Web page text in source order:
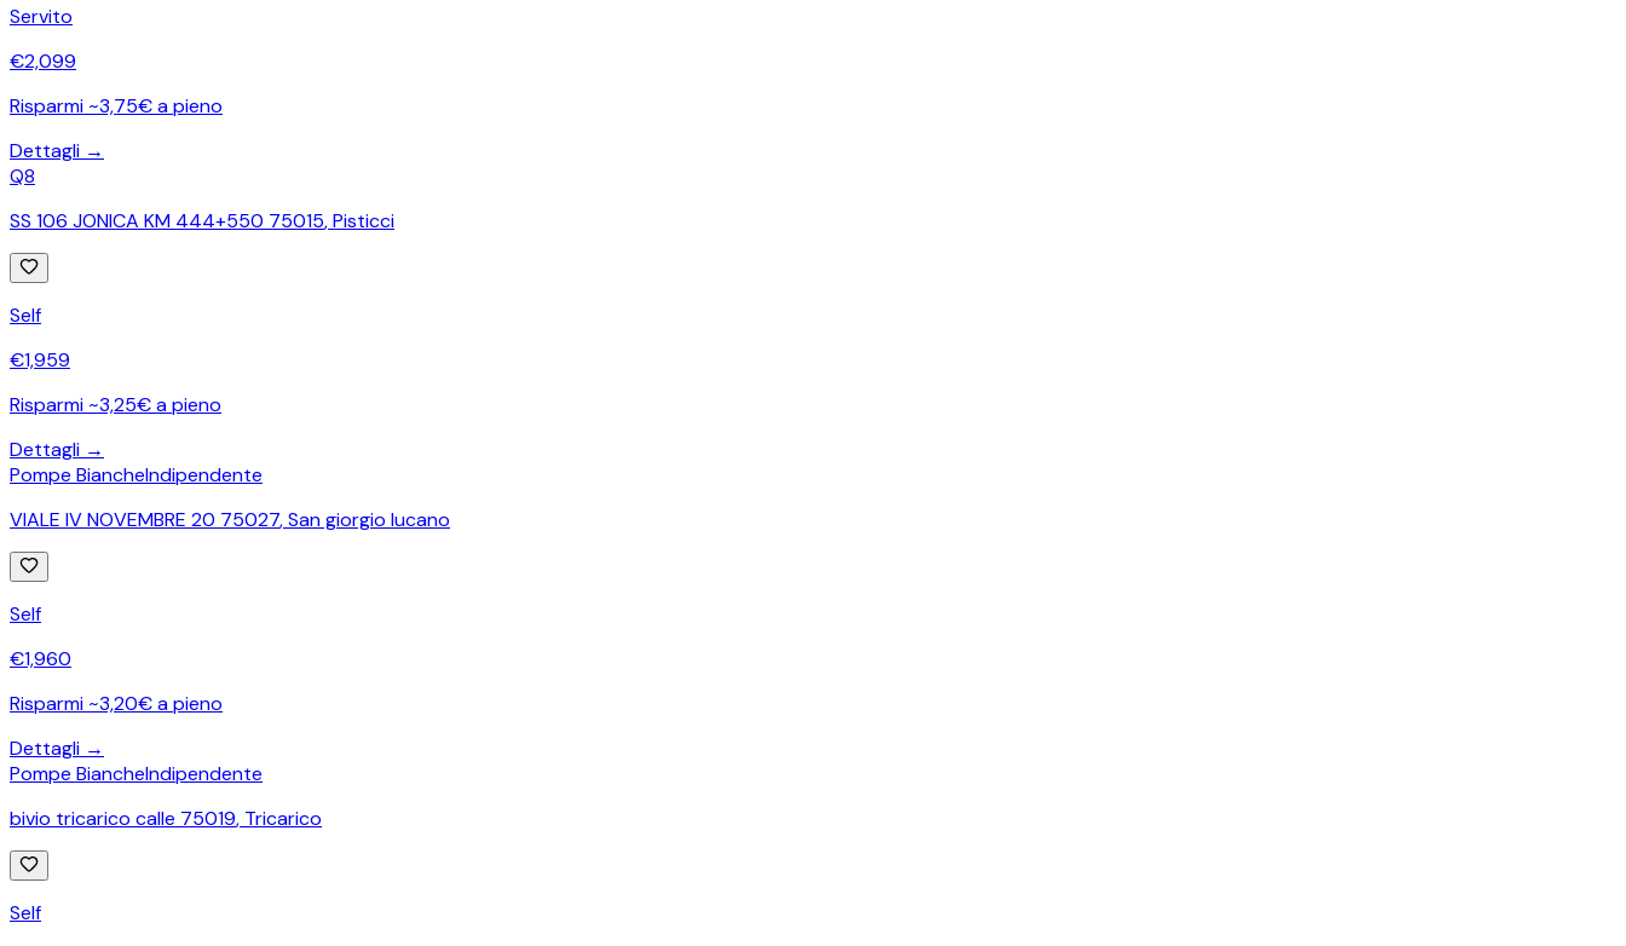
Servito
€2,099
Risparmi ~3,75€ a pieno
Dettagli →
Q8
SS 106 JONICA KM 444+550 75015,Pisticci
Self
€1,959
Risparmi ~3,25€ a pieno
Dettagli →
Pompe BiancheIndipendente
VIALE IV NOVEMBRE 20 75027,San giorgio lucano
Self
€1,960
Risparmi ~3,20€ a pieno
Dettagli →
Pompe BiancheIndipendente
bivio tricarico calle 75019, Tricarico
Self